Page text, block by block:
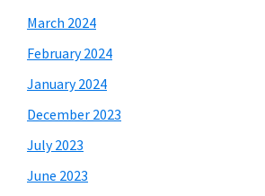
March 2024
February 2024
January 2024
December 2023
July 2023
June 2023